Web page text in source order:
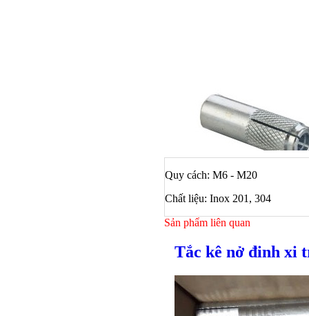
Bulong
Quy cách: M6 - M20
Chất liệu: Inox 201, 304
Sản phẩm liên quan
Tắc kê nở đinh xi